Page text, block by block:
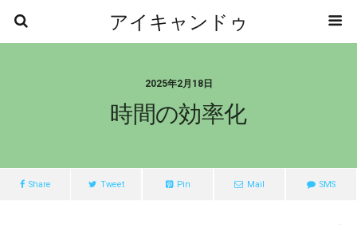
アイキャンドゥ
2025年2月18日
時間の効率化
Share Tweet Pin Mail SMS